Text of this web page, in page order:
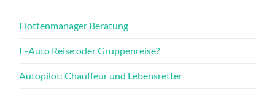
Flottenmanager Beratung
E-Auto Reise oder Gruppenreise?
Autopilot: Chauffeur und Lebensretter